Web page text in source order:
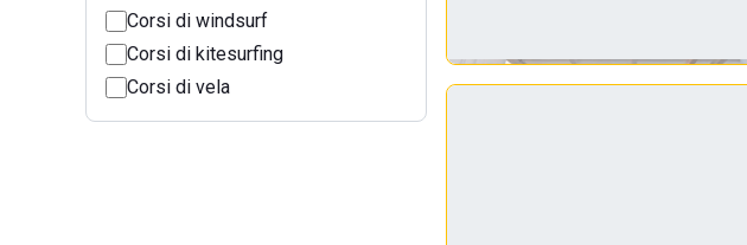
Corsi di windsurf
Corsi di kitesurfing
Corsi di vela